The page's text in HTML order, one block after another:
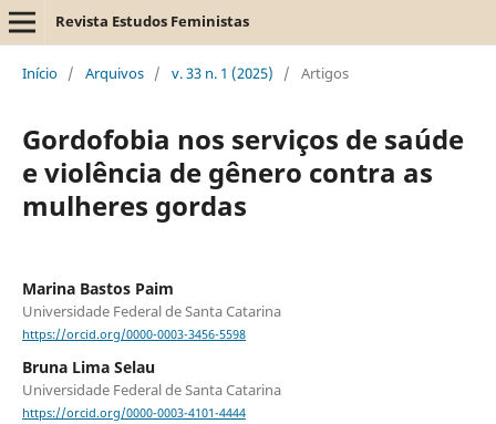
Revista Estudos Feministas
Início / Arquivos / v. 33 n. 1 (2025) / Artigos
Gordofobia nos serviços de saúde
e violência de gênero contra as
mulheres gordas
Marina Bastos Paim
Universidade Federal de Santa Catarina
https://orcid.org/0000-0003-3456-5598
Bruna Lima Selau
Universidade Federal de Santa Catarina
https://orcid.org/0000-0003-4101-4444